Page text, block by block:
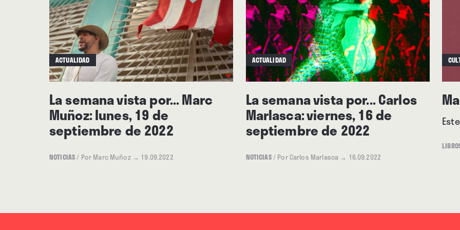
ACTUALIDAD
La semana vista por... Marc
Muñoz: lunes, 19 de
septiembre de 2022
NOTICIAS/ Por Marc Muñoz → 19.09.2022
ACTUALIDAD
La semana vista por... Carlos
Marlasca: viernes, 16 de
septiembre de 2022
NOTICIAS/ Por Carlos Marlasca → 16.09.2022